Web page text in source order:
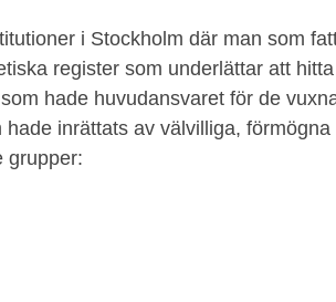
i Stockholm där man som
register som underlättar att
hade huvudansvaret för de
inrättats av välvilliga, förmögna
grupper: